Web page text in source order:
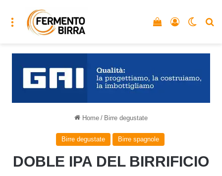
Menu Accedi
Vedi il carrello
Home / Birre degustate
Birre degustate Birre spagnole
DOBLE IPA DEL BIRRIFICIO